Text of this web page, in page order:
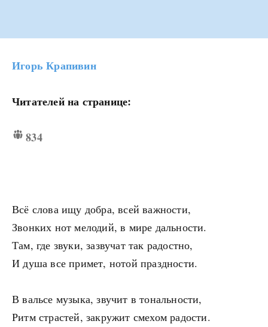
Игорь Крапивин
Читателей на странице:
834
Всё слова ищу добра, всей важности,
Звонких нот мелодий, в мире дальности.
Там, где звуки, зазвучат так радостно,
И душа все примет, нотой праздности.
В вальсе музыка, звучит в тональности,
Ритм страстей, закружит смехом радости.